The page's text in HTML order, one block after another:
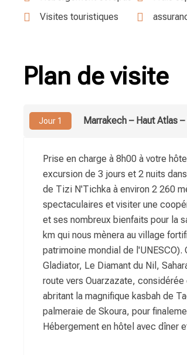
Visites touristiques
Plan de visite
Jour 1 Marrakech – Haut Atlas
Prise en charge à 8h00 à votre
excursion de 3 jours et 2 nuits
de Tizi N'Tichka à environ 2 260
spectaculaires et visiter une
et ses nombreux bienfaits pour la
km qui nous mènera au village
patrimoine mondial de
Gladiator, Le Diamant du Nil,
route vers Ouarzazate,
abritant la magnifique kasbah de
palmeraie de Skoura, pour
Hébergement en hôtel avec dîner